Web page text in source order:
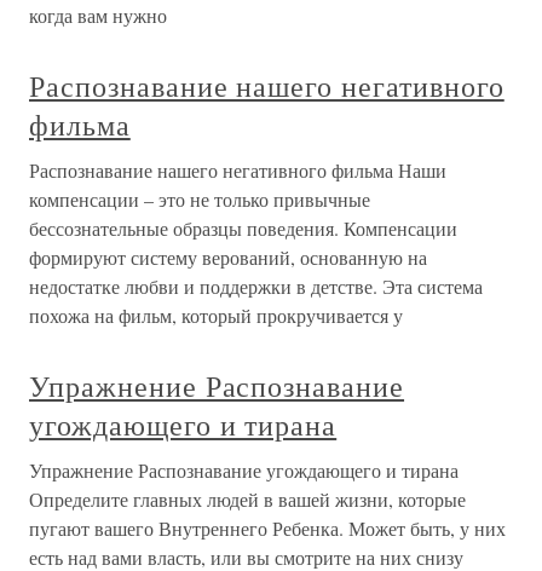
когда вам нужно
Распознавание нашего негативного
фильма
Распознавание нашего негативного фильма Наши
компенсации – это не только привычные
бессознательные образцы поведения. Компенсации
формируют систему верований, основанную на
недостатке любви и поддержки в детстве. Эта система
похожа на фильм, который прокручивается у
Упражнение Распознавание
угождающего и тирана
Упражнение Распознавание угождающего и тирана
Определите главных людей в вашей жизни, которые
пугают вашего Внутреннего Ребенка. Может быть, у них
есть над вами власть, или вы смотрите на них снизу